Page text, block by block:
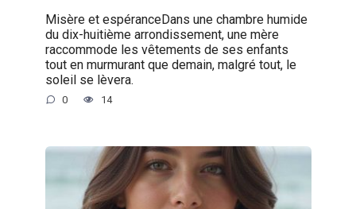
Misère et espéranceDans une chambre humide
du dix-huitième arrondissement, une mère
raccommode les vêtements de ses enfants
tout en murmurant que demain, malgré tout, le
soleil se lèvera.
0 14